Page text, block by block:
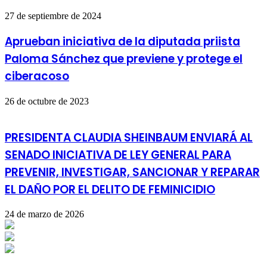
27 de septiembre de 2024
Aprueban iniciativa de la diputada priista
Paloma Sánchez que previene y protege el
ciberacoso
26 de octubre de 2023
PRESIDENTA CLAUDIA SHEINBAUM ENVIARÁ AL
SENADO INICIATIVA DE LEY GENERAL PARA
PREVENIR, INVESTIGAR, SANCIONAR Y REPARAR
EL DAÑO POR EL DELITO DE FEMINICIDIO
24 de marzo de 2026